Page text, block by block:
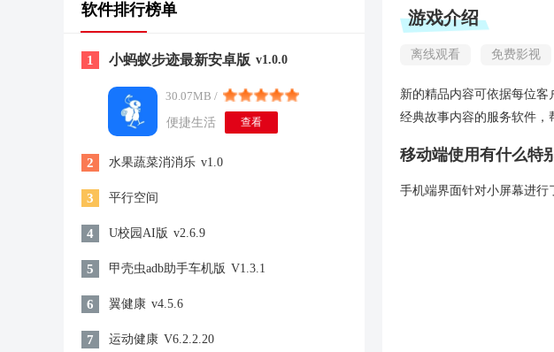
软件排行榜单
1 小蚂蚁步迹最新安卓版 v1.0.0
30.07MB /
便捷生活
查看
2 水果蔬菜消消乐 v1.0
3 平行空间
4 U校园AI版 v2.6.9
5 甲壳虫adb助手车机版 V1.3.1
6 翼健康 v4.5.6
7 运动健康 V6.2.2.20
游戏介绍
离线观看 免费影视
新的精品内容可依据每位
经典故事内容的服务软件，
移动端使用有什么特
手机端界面针对小屏幕进行